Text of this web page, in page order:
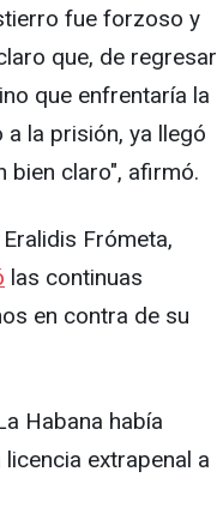
fue forzoso y
que, de regresar
que enfrentaría la
a la prisión, ya llegó
bien claro", afirmó.
Frómeta,
las continuas
en contra de su
Habana había
extrapenal a